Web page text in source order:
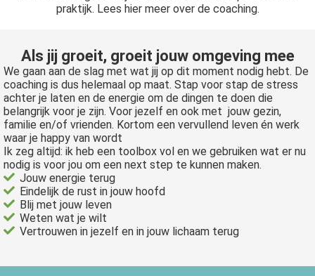
praktijk. Lees hier meer over de coaching.
Als jij groeit, groeit jouw omgeving mee
We gaan aan de slag met wat jij op dit moment nodig hebt. De
coaching is dus helemaal op maat. Stap voor stap de stress
achter je laten en de energie om de dingen te doen die
belangrijk voor je zijn. Voor jezelf en ook met jouw gezin,
familie en/of vrienden. Kortom een vervullend leven én werk
waar je happy van wordt
Ik zeg altijd: ik heb een toolbox vol en we gebruiken wat er nu
nodig is voor jou om een next step te kunnen maken.
Jouw energie terug
Eindelijk de rust in jouw hoofd
Blij met jouw leven
Weten wat je wilt
Vertrouwen in jezelf en in jouw lichaam terug